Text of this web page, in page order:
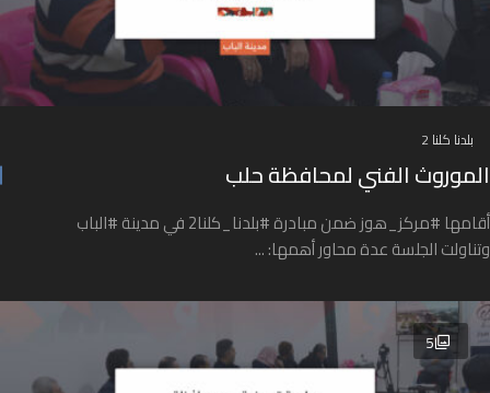
بلدنا كلنا 2
الموروث الفني لمحافظة حلب
أقامها #مركز_هوز ضمن مبادرة #بلدنا_كلنا2 في مدينة #الباب
وتناولت الجلسة عدة محاور أهمها: ...
5